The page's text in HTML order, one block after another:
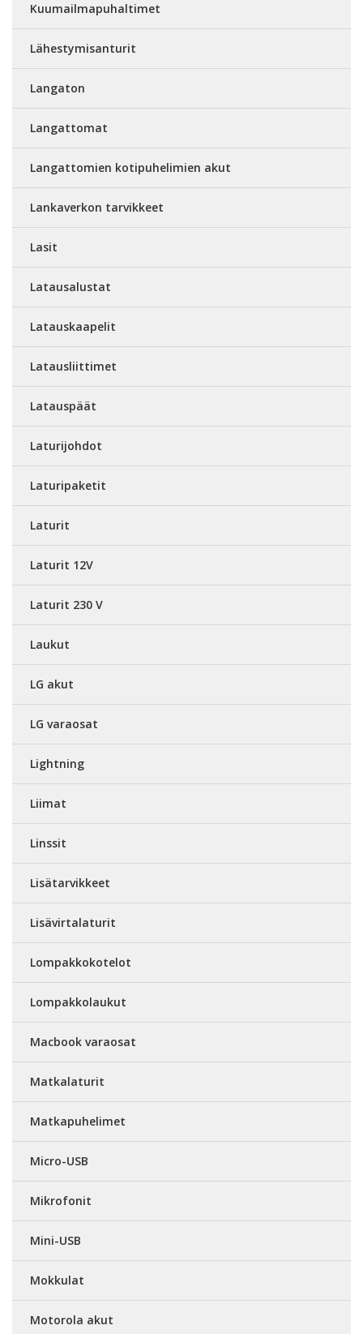
Kuumailmapuhaltimet
Lähestymisanturit
Langaton
Langattomat
Langattomien kotipuhelimien akut
Lankaverkon tarvikkeet
Lasit
Latausalustat
Latauskaapelit
Latausliittimet
Latauspäät
Laturijohdot
Laturipaketit
Laturit
Laturit 12V
Laturit 230 V
Laukut
LG akut
LG varaosat
Lightning
Liimat
Linssit
Lisätarvikkeet
Lisävirtalaturit
Lompakkokotelot
Lompakkolaukut
Macbook varaosat
Matkalaturit
Matkapuhelimet
Micro-USB
Mikrofonit
Mini-USB
Mokkulat
Motorola akut